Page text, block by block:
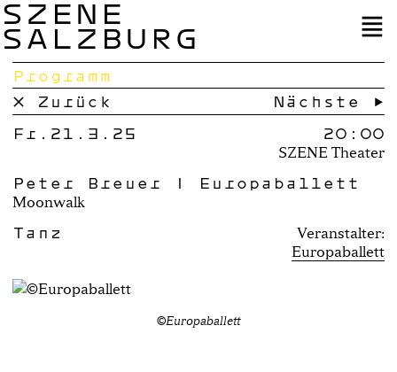
SZENE
SALZBURG
Programm
× Zurück
Nächste →
Fr.21.3.25
20:00
SZENE Theater
Peter Breuer | Europaballett
Moonwalk
Tanz
Veranstalter:
Europaballett
©Europaballett